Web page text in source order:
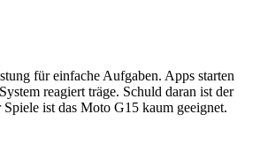
für einfache Aufgaben. Apps starten
reagiert träge. Schuld daran ist der
Spiele ist das Moto G15 kaum geeignet.